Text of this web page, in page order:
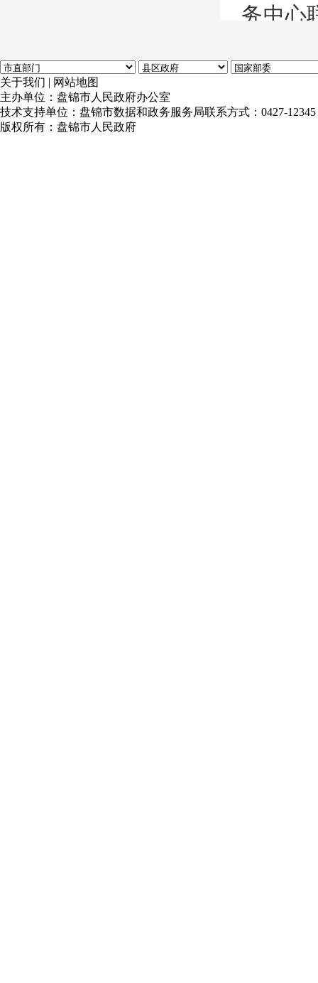
务中心
务为民
养老政
关于我们 | 网站地图
主办单位：盘锦市人民政府办公室
技术支持单位：盘锦市数据和政务服务局联系方式：0427-12345
版权所有：盘锦市人民政府